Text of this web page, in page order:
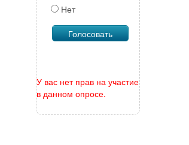
Нет
У вас нет прав на участие
в данном опросе.